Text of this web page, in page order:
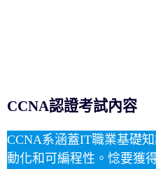
CCNA認證考試內容
CCNA系涵蓋IT職業基礎
動化和可編程性。惗要獲